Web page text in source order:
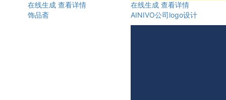
在线生成 查看详情
饰品斋
在线生成 查看详情
AINIVO公司logo设计